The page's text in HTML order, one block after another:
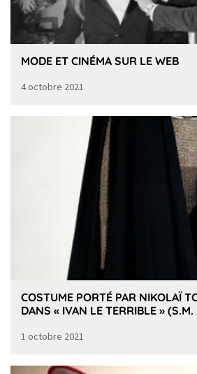
MODE ET CINÉMA SUR LE WEB
4 octobre 2021
COSTUME PORTÉ PAR NIKOLAÏ
DANS « IVAN LE TERRIBLE »
1 octobre 2021